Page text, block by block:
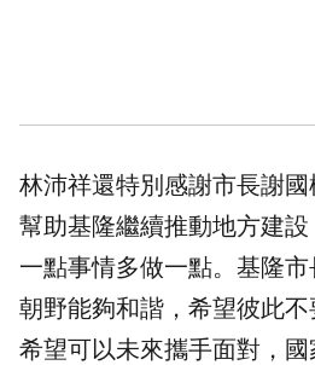
林沛祥還特別感謝市長謝國
幫助基隆繼續推動地方建
一點事情多做一點。基隆
朝野能夠和諧，希望彼此
希望可以未來攜手面對，